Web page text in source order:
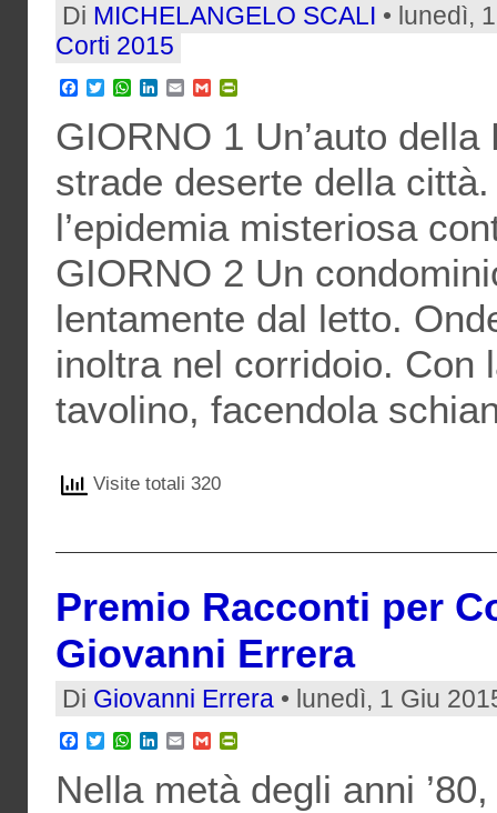
Di MICHELANGELO SCALI • lunedì,
Corti 2015
Facebook
TwitterWhatsApp
LinkedIn
EmailGmail
GIORNO 1 Un’auto
strade deserte della
l’epidemia misteriosa
GIORNO 2 Un
lentamente dal letto.
inoltra nel corridoio. Con
tavolino, facendola
Visite totali 320
Premio Racconti per
Giovanni Errera
Di Giovanni Errera • lunedì, 1 Giu
Facebook
TwitterWhatsApp
LinkedIn
EmailGmail
Nella metà degli anni